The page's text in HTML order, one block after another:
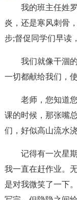
我的班主任姓
炎，还是寒风刺骨
步;督促同学们早读
我们就像干涸
一切都献给我们，
老师，您知道
课的时候，那张嘴
们，好似高山流水
记得有一次星
我一直在赶作业。
是对我微笑了一下